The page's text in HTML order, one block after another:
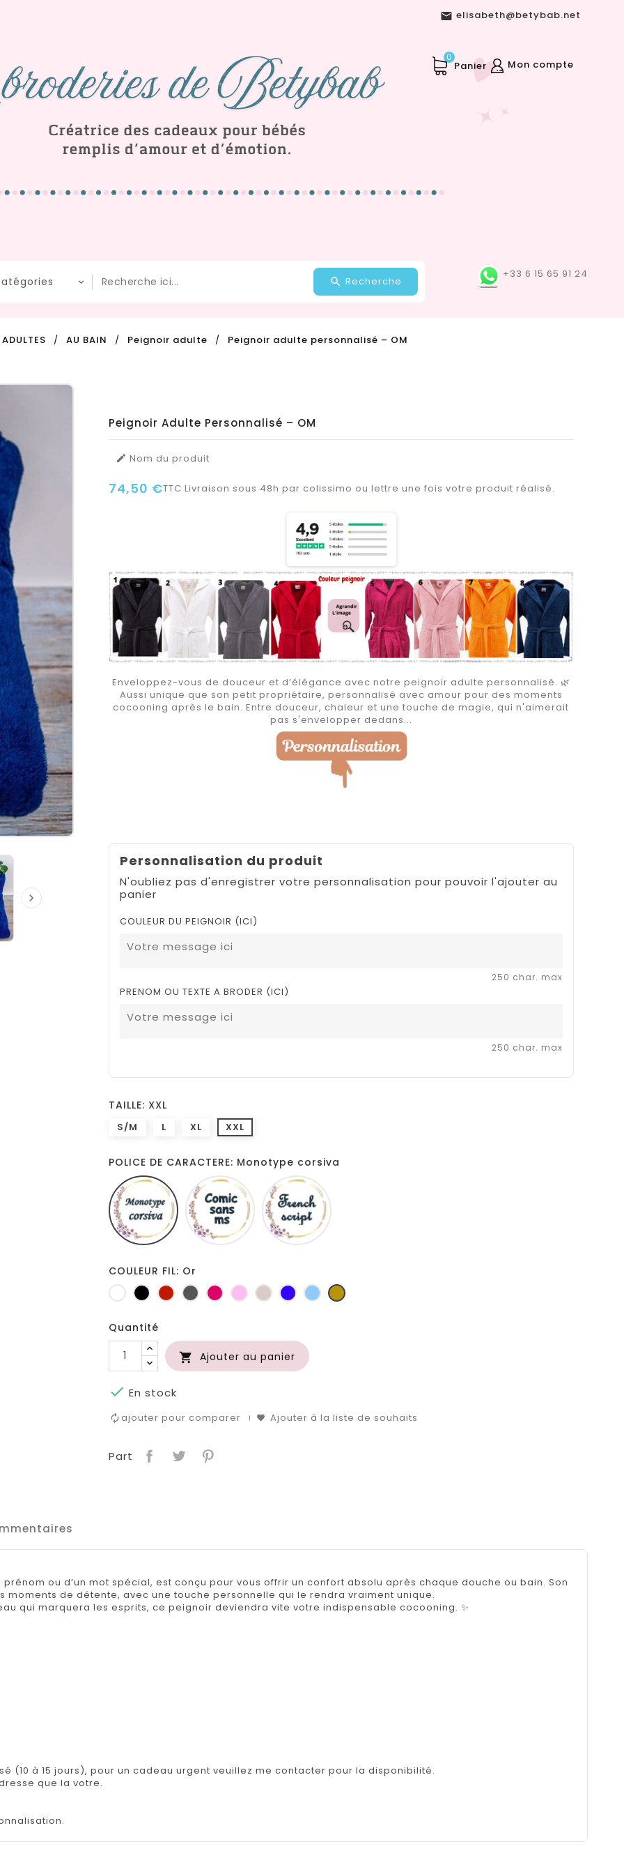
 elisabeth@betybab.net
Mon compte
Panier
0
+33 6 15 65 91 24
Recherche
ADULTES AU BAIN Peignoir adulte Peignoir adulte personnalisé – OM


Peignoir Adulte Personnalisé – OM
 Nom du produit
74,50 €TTC Livraison sous 48h par colissimo ou lettre une fois votre produit réalisé.
Enveloppez-vous de douceur et d’élégance avec notre peignoir adulte personnalisé. 🌿
Aussi unique que son petit propriétaire, personnalisé avec amour pour des moments
cocooning après le bain. Entre douceur, chaleur et une touche de magie, qui n'aimerait
pas s'envelopper dedans...
Personnalisation du produit
N'oubliez pas d'enregistrer votre personnalisation pour pouvoir l'ajouter au
panier
COULEUR DU PEIGNOIR (ICI)
250 char. max
PRENOM OU TEXTE A BRODER (ICI)
250 char. max
TAILLE: XXL
S/M L XL XXL
POLICE DE CARACTERE: Monotype corsiva
Monotype
corsiva
Comic
sans
ms
COULEUR FIL: Or
BlancNoir RougeGris
foncé
Fuchsia
RoseFicelleBleu
roi
Bleu
clair
Or
Quantité
 Ajouter au panier
 En stock
ajouter pour comparer Ajouter à la liste de souhaits
Part
ou d’un mot spécial, est conçu pour vous offrir un confort absolu après chaque douche ou bain. Son
moments de détente, avec une touche personnelle qui le rendra vraiment unique.
qui marquera les esprits, ce peignoir deviendra vite votre indispensable cocooning. ✨
(10 à 15 jours), pour un cadeau urgent veuillez me contacter pour la disponibilité.
que la votre.